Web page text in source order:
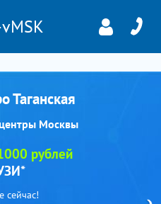
Таганская
Москвы
рублей
сейчас!